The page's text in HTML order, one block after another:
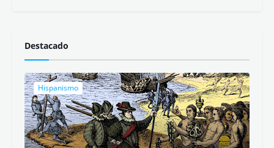
Destacado
Hispanismo